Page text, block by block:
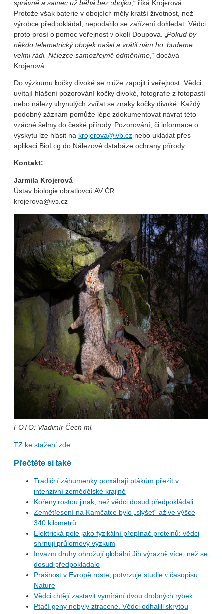
správně a samec už běhá bez obojku,“ říká Krojerová.
Protože však baterie v obojcích měly kratší životnost, než
výrobce předpokládal, nepodařilo se zařízení dohledat. Vědci
proto prosí o pomoc veřejnost v okolí Doupova. „Pokud by
někdo telemetrický obojek našel a vrátil nám ho, budeme
velmi rádi. Nálezce samozřejmě odměníme,“ dodává
Krojerová.
Do výzkumu kočky divoké se může zapojit i veřejnost. Vědci
uvítají hlášení pozorování kočky divoké, fotografie z fotopastí
nebo nálezy uhynulých zvířat se znaky kočky divoké. Každý
podobný záznam pomůže lépe zdokumentovat návrat této
vzácné šelmy do české přírody. Pozorování, či informace o
výskytu lze hlásit na krojerova@ivb.cz nebo ukládat přes
aplikaci BioLog do Nálezové databáze ochrany přírody.
Kontakt:
Jarmila Krojerová
Ústav biologie obratlovců AV ČR
krojerova@ivb.cz
FOTO: Vladimír Čech ml.
TZ ke stažení zde.
Přečtěte si také
Tradiční záhumenky pomáhají ptákům přežít v
intenzivní zemědělské krajině
Kořeny rostou jinak, než vědci dosud předpokládali
Zemětřesení na Kamčatce bylo „slyšet“ až ve výšce
340 kilometrů
Elektrická pole jako fyzikální přepínač proteinů: vědci
shrnují průlomový výzkum
Invazní druhy ohrožují globální Jih výrazně více, než se
dosud předpokládalo
Prašnost v Evropě roste, potvrzuje studie v časopisu
Nature
Vědci chtějí zastavit vymírání dvou drobných rybek
Ptačí geny nebyly ztracené. Vědci odhalili skrytou